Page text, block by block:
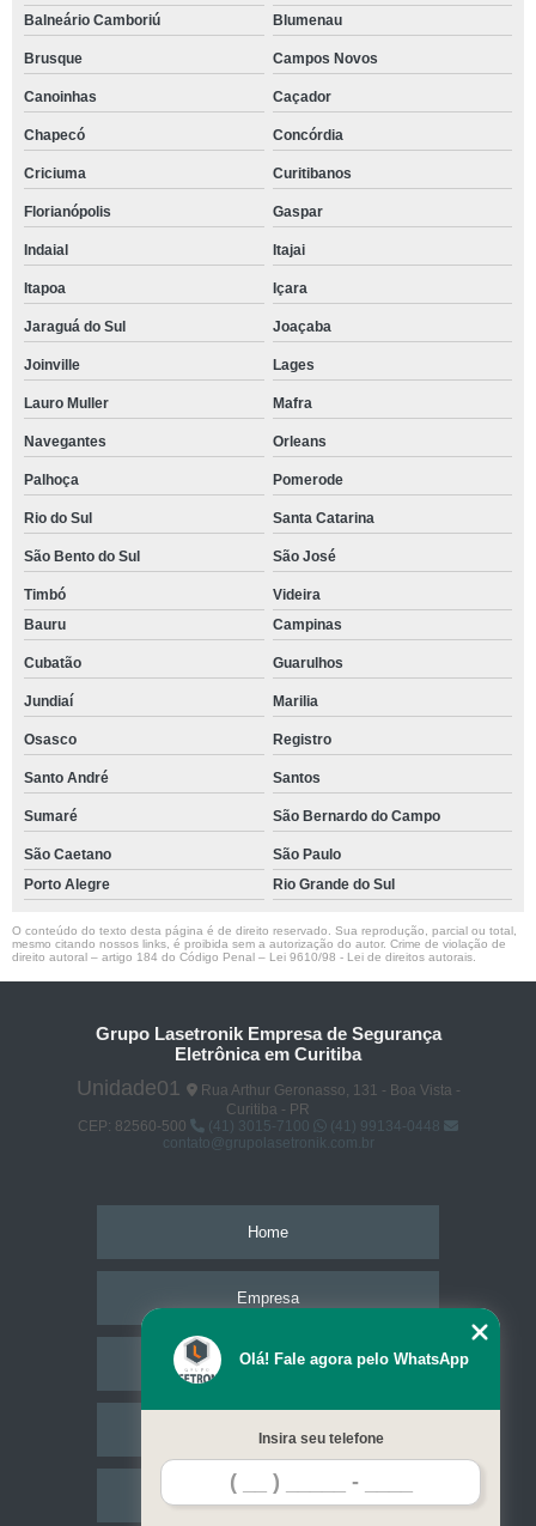
Balneário Camboriú
Blumenau
Brusque Campos Novos
Canoinhas Caçador
Chapecó Concórdia
Criciuma Curitibanos
Florianópolis Gaspar
Indaial Itajai
Itapoa Içara
Jaraguá do Sul Joaçaba
Joinville Lages
Lauro Muller Mafra
Navegantes Orleans
Palhoça Pomerode
Rio do Sul Santa Catarina
São Bento do Sul São José
Timbó
Videira
Bauru
Campinas
Cubatão Guarulhos
Jundiaí Marilia
Osasco Registro
Santo André Santos
Sumaré São Bernardo do Campo
São Caetano
São Paulo
Porto Alegre
Rio Grande do Sul
O conteúdo do texto desta página é de direito reservado. Sua reprodução, parcial ou total,
mesmo citando nossos links, é proibida sem a autorização do autor. Crime de violação de
direito autoral – artigo 184 do Código Penal – Lei 9610/98 - Lei de direitos autorais
Grupo Lasetronik Empresa de Segurança
Eletrônica em Curitiba
Unidade01
Rua Arthur Geronasso, 131 - Boa Vista -
Curitiba - PR
CEP: 82560-500
(41) 3015-7100
(41) 99134-0448
contato@grupolasetronik.com.br
Home
Empresa
Missão
Serviços
Contato
Olá! Fale agora pelo WhatsApp
Insira seu telefone